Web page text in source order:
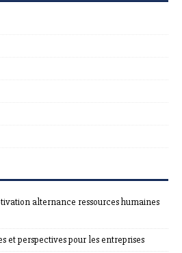
alternance ressources humaines
et perspectives pour les entreprises